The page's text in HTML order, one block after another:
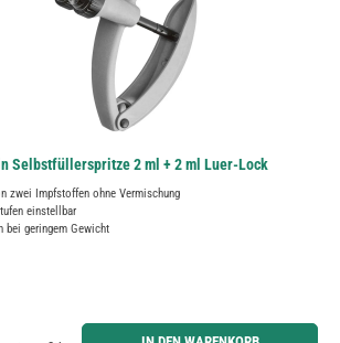
Selbstfüllerspritze 2 ml + 2 ml Luer-Lock
zwei Impfstoffen ohne Vermischung
einstellbar
bei geringem Gewicht
Wert ein oder benutze die Schaltflächen um die Anzahl zu